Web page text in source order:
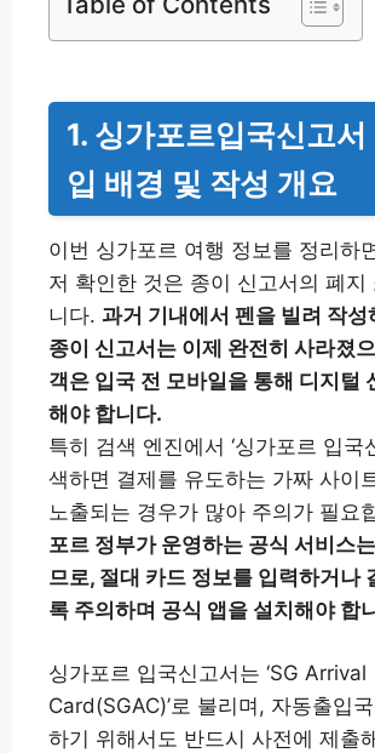
1. 싱가포르입국신고
입 배경 및 작성 개요
이번 싱가포르 여행 정보를 정리하
저 확인한 것은 종이 신고서의 폐지
니다. 과거 기내에서 펜을 빌려 작성
종이 신고서는 이제 완전히 사라졌
객은 입국 전 모바일을 통해 디지털
해야 합니다.
특히 검색 엔진에서 ‘싱가포르 입국
색하면 결제를 유도하는 가짜 사이
노출되는 경우가 많아 주의가 필요
포르 정부가 운영하는 공식 서비스
므로, 절대 카드 정보를 입력하거나
록 주의하며 공식 앱을 설치해야 합
싱가포르 입국신고서는 ‘SG Arrival
Card(SGAC)’로 불리며, 자동출입
하기 위해서도 반드시 사전에 제출